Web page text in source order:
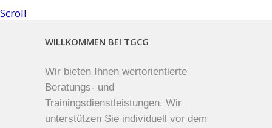
Scroll
WILLKOMMEN BEI TGCG
Wir bieten Ihnen wertorientierte
Beratungs- und
Trainingsdienstleistungen. Wir
unterstützen Sie individuell vor dem